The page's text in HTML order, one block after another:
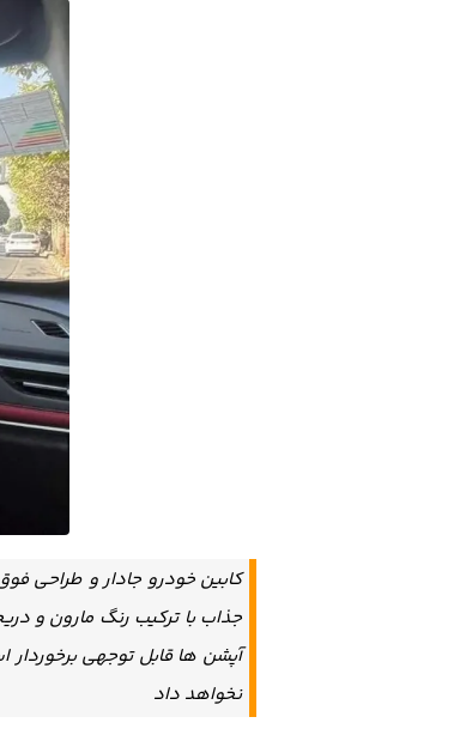
کابین خودرو جادار و طراحی
جذاب با ترکیب رنگ مارون و
آپشن ها قابل توجهی
نخواهد داد